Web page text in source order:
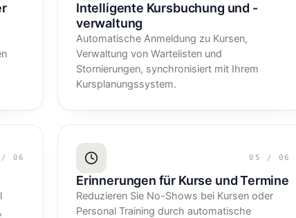
Intelligente Kursbuchung und -
verwaltung
Automatische Anmeldung zu Kursen,
Verwaltung von Wartelisten und
Stornierungen, synchronisiert mit Ihrem
Kursplanungssystem.
/ 06 05 / 06
Erinnerungen für Kurse und Termine
Reduzieren Sie No-Shows bei Kursen oder
Personal Training durch automatische